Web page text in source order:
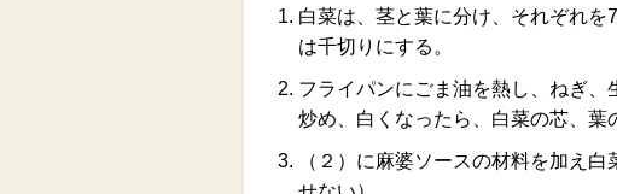
白菜は、茎と葉に分け、それぞれ
は千切りにする。
フライパンにごま油を熱し、ねぎ
炒め、白くなったら、白菜の芯、葉
（２）に麻婆ソースの材料を加え